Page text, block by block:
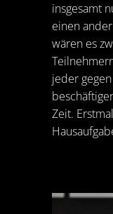
insgesamt
einen
wären es
jeder
Zeit.